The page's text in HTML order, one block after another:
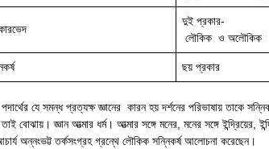
দুই প্রকার-
লৌকিক ও অলৌকিক
ছয় প্রকার
যে সমন্ধ প্রত্যক্ষ জ্ঞানের কারন হয় দর্শনের পরিভাষায় তাকে
বোঝায়। জ্ঞান আত্মার ধর্ম। আত্মার সঙ্গে মনের, মনের সঙ্গে
অন্নংভট্ট তর্কসংগ্রহ গ্রন্থে লৌকিক সন্নিকর্ষ আলোচনা করেছেন।